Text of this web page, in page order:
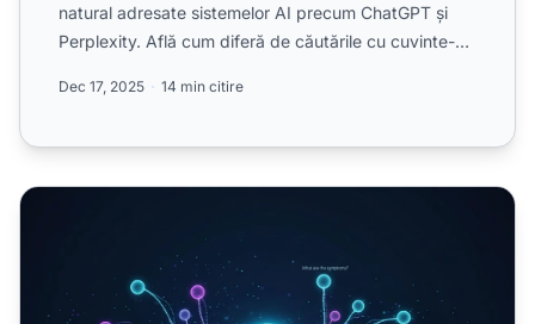
natural adresate sistemelor AI precum ChatGPT și
Perplexity. Află cum diferă de căutările cu cuvinte-
Dec 17, 2025 14 min citire
Anticiparea interogărilor